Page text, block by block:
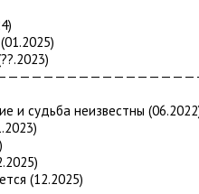
и судьба неизвестны
(12.2025)